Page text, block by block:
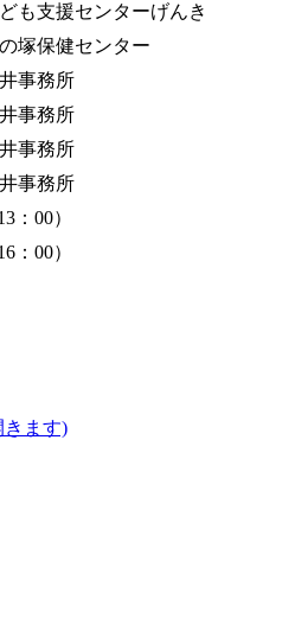
も支援センターげんき
塚保健センター
事務所
事務所
事務所
事務所
00）
00）
きます)